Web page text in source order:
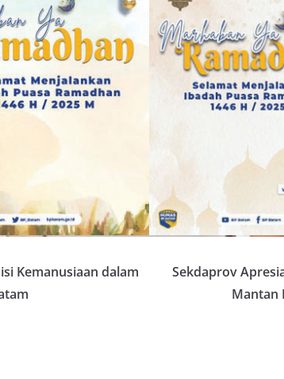
Kemanusiaan dalam
Sekdaprov
Mantan